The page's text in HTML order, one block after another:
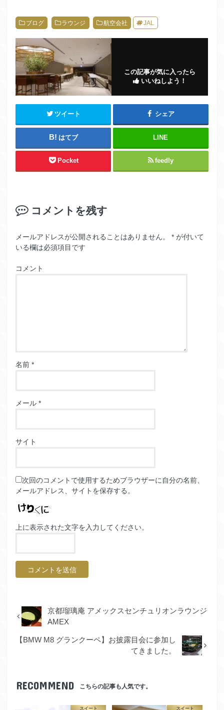
ブログ ラウンジ 航空会社 JAL
この記事が気に入ったら
いいねしよう！
ツイート シェア
はてブ LINE
Pocket feedly
コメントを残す
メールアドレスが公開されることはありません。 * が付いて
いる欄は必須項目です
コメント
名前*
メール*
サイト
次回のコメントで使用するためブラウザーに自分の名前、
メールアドレス、サイトを保存する。
上に表示された文字を入力してください。
京都瑠璃庵 アメックスセンチュリオンラウンジ
AMEX
【BMW M8 グランクーペ】お披露目会に参加し
てきました。
RECOMMEND こちらの記事も人気です。
スイート スイート